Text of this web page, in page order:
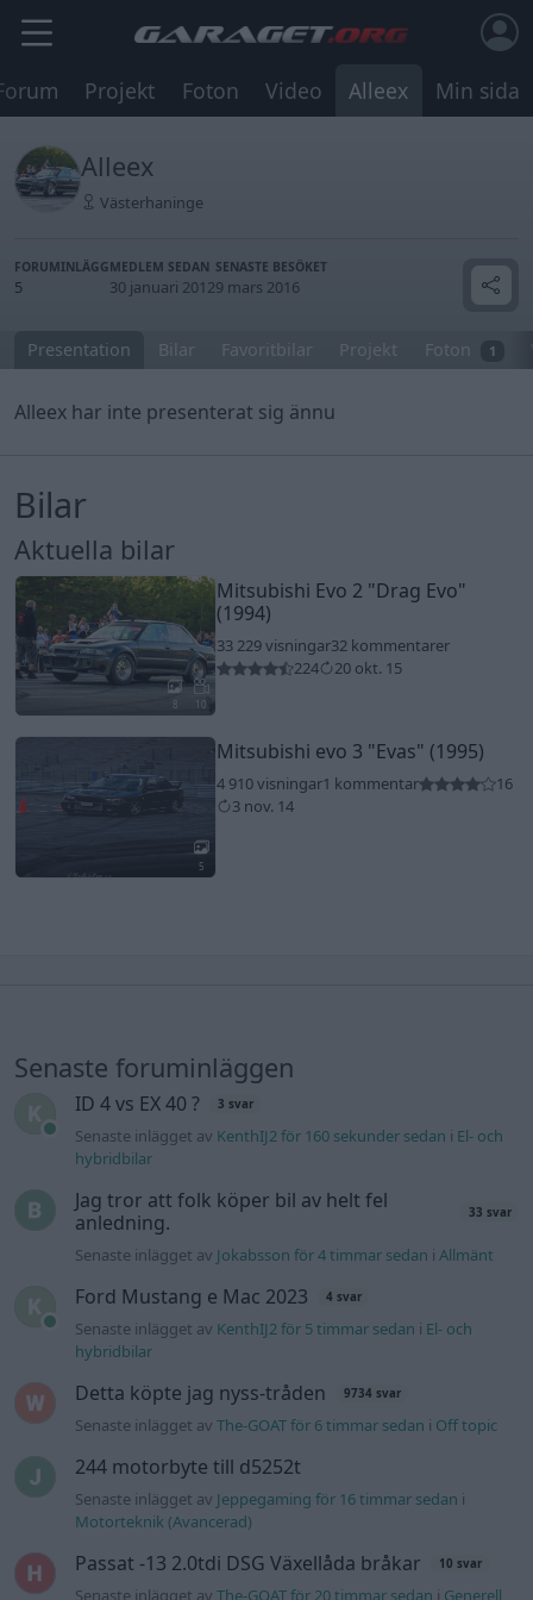
Projekt Foton Video Alleex Min sida
Alleex
Västerhaninge
FORUMINLÄGG
5
MEDLEM SEDAN
30 januari 2012
SENASTE BESÖKET
9 mars 2016
Presentation Bilar Favoritbilar Projekt Foton 1
Alleex har inte presenterat sig ännu
Bilar
Aktuella bilar
8 10
Mitsubishi Evo 2 "Drag Evo"
(1994)
33 229 visningar32 kommentarer
224
20 okt. 15
5
Mitsubishi evo 3 "Evas" (1995)
4 910 visningar1 kommentar
16
3 nov. 14
Senaste foruminläggen
ID 4 vs EX 40 ? 3 svar
Senaste inlägget av KenthIJ2 för 160 sekunder sedan i El- och
hybridbilar
Jag tror att folk köper bil av helt fel
anledning.
33 svar
Senaste inlägget av Jokabsson för 4 timmar sedan iAllmänt
Ford Mustang e Mac 2023 4 svar
Senaste inlägget av KenthIJ2 för 5 timmar sedan i El- och
hybridbilar
Detta köpte jag nyss-tråden 9734 svar
Senaste inlägget avThe-GOAT för 6 timmar sedan i Off topic
244 motorbyte till d5252t
Senaste inlägget av Jeppegaming för 16 timmar sedan i
Motorteknik (Avancerad)
Passat -13 2.0tdi DSG Växellåda bråkar 10 svar
Senaste inlägget avThe-GOAT för 20 timmar sedan i Generell